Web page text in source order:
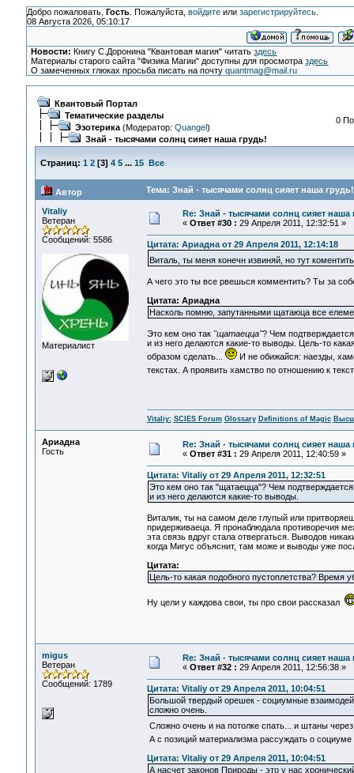
Добро пожаловать, Гость. Пожалуйста, войдитеили зарегистрируйтесь.
08 Августа 2026, 05:10:17
Новости: Книгу С.Доронина "Квантовая магия" читатьздесь
Материалы старого сайта "Физика Магии" доступны для просмотраздесь
О замеченных глюках просьба писать на почтуquantmag@mail.ru
Квантовый Портал
Тематические разделы
Эзотерика(Модератор: Quangel)
Знай - тысячами солнц сияет наша грудь!
0
Страниц: 1 2[3] 4 5 ... 15 Все
Автор Тема: Знай - тысячами солнц сияет наша
Vitaliy
Ветеран
Сообщений: 5586
Материалист
Re: Знай - тысячами солнц сияет наша
« Ответ #30 : 29 Апреля 2011, 12:32:51 »
Цитата: Ариадна от 29 Апреля 2011, 12:14:18
Виталь, ты меня конечн извиняй, но тут
А чего это ты все рвешься комментить? Ты за
Цитата: Ариадна
Насколь помню, запутанными щатаюца все
Это кем оно так "щатаецца"? Чем
и из него делаются какие-то выводы. Цель-то
образом сделать...
И не обижайся: наезды,
текстах. А проявить хамство по отношению к
Vitaliy: SCIES Forum Glossary Definitions of Magic
Ариадна
Гость
Re: Знай - тысячами солнц сияет наша
« Ответ #31 : 29 Апреля 2011, 12:40:59 »
Цитата: Vitaliy от 29 Апреля 2011, 12:32:51
Это кем оно так "щатаецца"? Чем
и из него делаются какие-то выводы.
Виталик, ты на самом деле глупый или
придерживаеца. Я пронаблюдала противоречия
эта связь вдруг стала отвергаться. Выводов
когда Мигус объяснит, там може и выводы уже
Цитата:
Цель-то какая подобного пустоплетства? Время
Ну цели у каждова свои, ты про свои рассказал
migus
Ветеран
Сообщений: 1789
Re: Знай - тысячами солнц сияет наша
« Ответ #32 : 29 Апреля 2011, 12:56:38 »
Цитата: Vitaliy от 29 Апреля 2011, 10:04:51
Большой твердый орешек - социумные
сложно очень.
Сложно очень и на потолке спать... и штаны
А с позиций материализма рассуждать о
Цитата: Vitaliy от 29 Апреля 2011, 10:04:51
А насчет законов Природы - это у нас